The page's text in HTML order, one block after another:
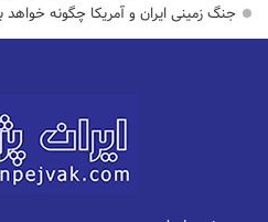
جنگ زمینی ایران و آمریکا چگونه خواهد